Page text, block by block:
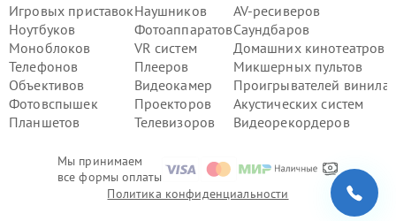
Мы принимаем
все формы оплаты
Игровых приставок
Ноутбуков
Моноблоков
Телефонов
Объективов
Фотовспышек
Планшетов
Наушников
Фотоаппаратов
VR систем
Плееров
Видеокамер
Проекторов
Телевизоров
AV-ресиверов
Саундбаров
Домашних кинотеатров
Микшерных пультов
Проигрывателей винила
Акустических систем
Видеорекордеров
Самара
Ремонт GPS телефона Sony в г.Пермь
Ремонт GPS телефона Sony в г.
Красноярск
Ремонт GPS телефона Sony в г.
Ижевск
Ремонт GPS телефона Sony в г.
Ремонт GPS телефона Sony в г.
Ремонт GPS телефона Sony в г.
Ремонт GPS телефона Sony в г.Омск
Политика конфиденциальности